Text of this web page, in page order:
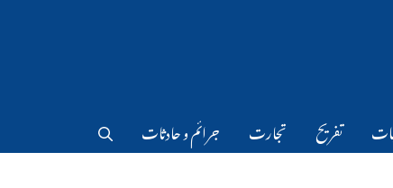
تفریح تجارت جرائم و حادثات